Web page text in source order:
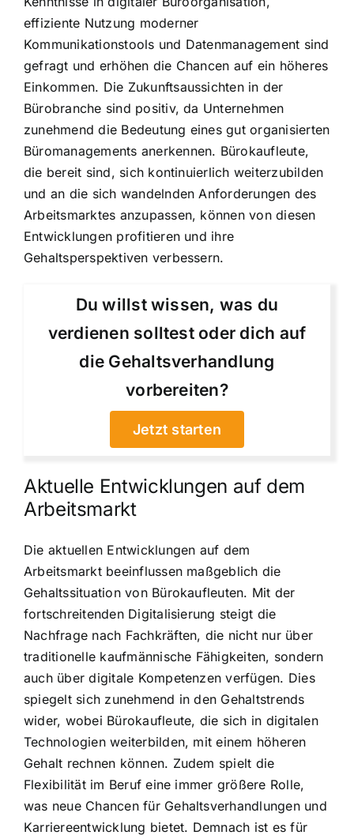
effiziente Nutzung moderner
Kommunikationstools und Datenmanagement sind
gefragt und erhöhen die Chancen auf ein höheres
Einkommen. Die Zukunftsaussichten in der
Bürobranche sind positiv, da Unternehmen
zunehmend die Bedeutung eines gut organisierten
Büromanagements anerkennen. Bürokaufleute,
die bereit sind, sich kontinuierlich weiterzubilden
und an die sich wandelnden Anforderungen des
Arbeitsmarktes anzupassen, können von diesen
Entwicklungen profitieren und ihre
Gehaltsperspektiven verbessern.
Du willst wissen, was du
verdienen solltest oder dich auf
die Gehaltsverhandlung
vorbereiten?
Jetzt starten
Aktuelle Entwicklungen auf dem
Arbeitsmarkt
Die aktuellen Entwicklungen auf dem
Arbeitsmarkt beeinflussen maßgeblich die
Gehaltssituation von Bürokaufleuten. Mit der
fortschreitenden Digitalisierung steigt die
Nachfrage nach Fachkräften, die nicht nur über
traditionelle kaufmännische Fähigkeiten, sondern
auch über digitale Kompetenzen verfügen. Dies
spiegelt sich zunehmend in den Gehaltstrends
wider, wobei Bürokaufleute, die sich in digitalen
Technologien weiterbilden, mit einem höheren
Gehalt rechnen können. Zudem spielt die
Flexibilität im Beruf eine immer größere Rolle,
was neue Chancen für Gehaltsverhandlungen und
Karriereentwicklung bietet. Demnach ist es für